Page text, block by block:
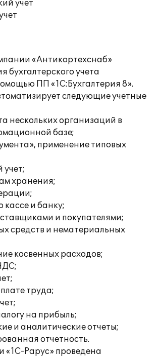
учет
«Антикортехснаб»
бухгалтерского учета
ПП «1С:Бухгалтерия 8».
следующие учетные
нескольких организаций в
базе;
применение типовых
хранения;
и банку;
и покупателями;
средств и нематериальных
косвенных расходов;
труда;
на прибыль;
и аналитические отчеты;
отчетность.
«1С-Рарус» проведена